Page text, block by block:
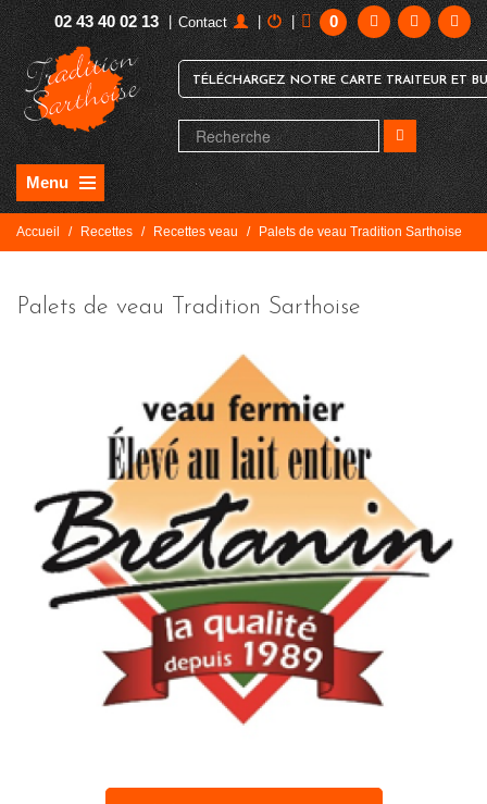
02 43 40 02 13 | Contact | | 0
TÉLÉCHARGEZ NOTRE CARTE TRAITEUR ET
Menu
Accueil / Recettes / Recettes veau / Palets de veau Tradition Sarthoise
Palets de veau Tradition Sarthoise